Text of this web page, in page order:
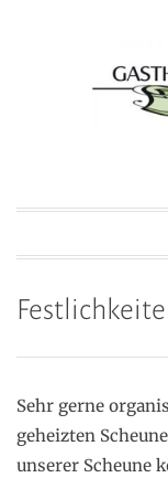
Sehr gerne
geheizten
unserer Scheune